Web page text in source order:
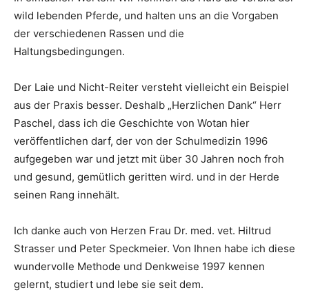
wild lebenden Pferde, und halten uns an die Vorgaben
der verschiedenen Rassen und die
Haltungsbedingungen.
Der Laie und Nicht-Reiter versteht vielleicht ein Beispiel
aus der Praxis besser. Deshalb „Herzlichen Dank“ Herr
Paschel, dass ich die Geschichte von Wotan hier
veröffentlichen darf, der von der Schulmedizin 1996
aufgegeben war und jetzt mit über 30 Jahren noch froh
und gesund, gemütlich geritten wird. und in der Herde
seinen Rang innehält.
Ich danke auch von Herzen Frau Dr. med. vet. Hiltrud
Strasser und Peter Speckmeier. Von Ihnen habe ich diese
wundervolle Methode und Denkweise 1997 kennen
gelernt, studiert und lebe sie seit dem.